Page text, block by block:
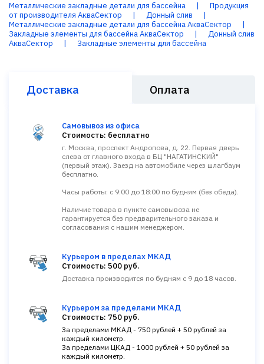
Металлические закладные детали для бассейна |
Продукция
от производителя АкваСектор
| Донный слив
|
Металлические закладные детали для бассейна АкваСектор
|
Закладные элементы для бассейна АкваСектор
|
Донный слив
АкваСектор
| Закладные элементы для бассейна
Доставка Оплата
Самовывоз из офиса
Стоимость: бесплатно
г. Москва, проспект Андропова, д. 22. Первая дверь
слева от главного входа в БЦ "НАГАТИНСКИЙ"
(первый этаж). Заезд на автомобиле через шлагбаум
бесплатно.
Часы работы: с 9:00 до 18:00 по будням (без обеда).
Наличие товара в пункте самовывоза не
гарантируется без предварительного заказа и
согласования с нашим менеджером.
Курьером в пределах МКАД
Стоимость: 500 руб.
Доставка производится по будням с 9 до 18 часов.
Курьером за пределами МКАД
Стоимость: 750 руб.
За пределами МКАД - 750 рублей + 50 рублей за
каждый километр.
За пределами ЦКАД - 1000 рублей + 50 рублей за
каждый километр.